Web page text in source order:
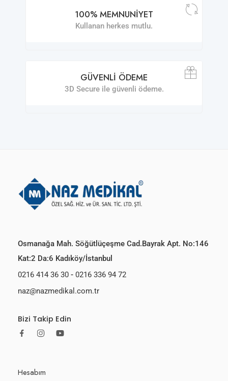
100% MEMNUNIYET
Kullanan herkes mutlu.
GÜVENLI ÖDEME
3D Secure ile güvenli ödeme.
Osmanağa Mah. Söğütlüçeşme Cad.Bayrak Apt. No:146
Kat:2 Da:6 Kadıköy/İstanbul
0216 414 36 30 - 0216 336 94 72
naz@nazmedikal.com.tr
Bizi Takip Edin
Hesabım